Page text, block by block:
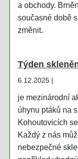
a obchody.
současné době
změnit.
Týden
6.12.2025 |
je mezinárodní
úhynu ptáků na
Kohoutovicích
Každý z nás
nebezpečné